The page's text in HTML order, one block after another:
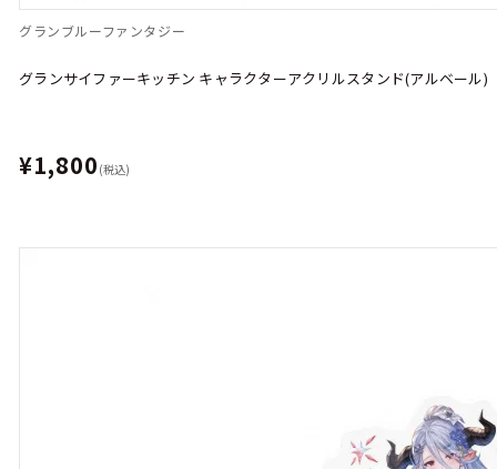
グランブルーファンタジー
グランサイファーキッチン キャラクターアクリルスタンド(アルベール)
¥1,800 (税込)